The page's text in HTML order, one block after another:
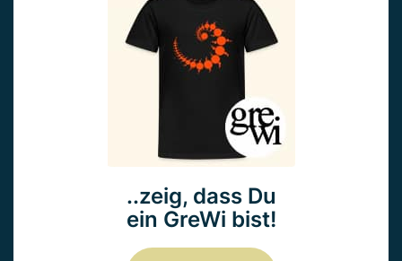
..zeig, dass Du
ein GreWi bist!